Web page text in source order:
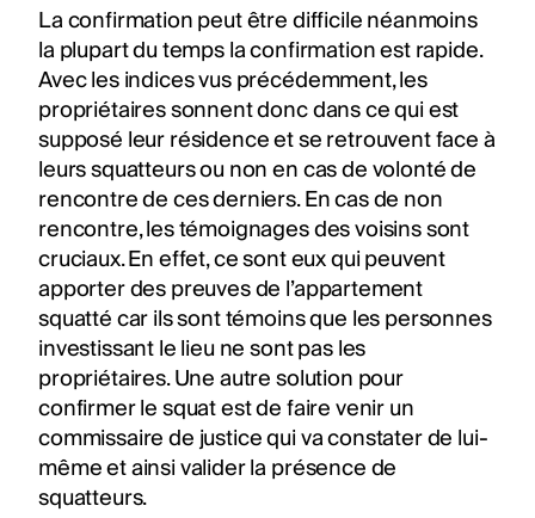
La confirmation peut être difficile néanmoins
la plupart du temps la confirmation est rapide.
Avec les indices vus précédemment, les
propriétaires sonnent donc dans ce qui est
supposé leur résidence et se retrouvent face à
leurs squatteurs ou non en cas de volonté de
rencontre de ces derniers. En cas de non
rencontre, les témoignages des voisins sont
cruciaux. En effet, ce sont eux qui peuvent
apporter des preuves de l’appartement
squatté car ils sont témoins que les personnes
investissant le lieu ne sont pas les
propriétaires. Une autre solution pour
confirmer le squat est de faire venir un
commissaire de justice qui va constater de lui-
même et ainsi valider la présence de
squatteurs.